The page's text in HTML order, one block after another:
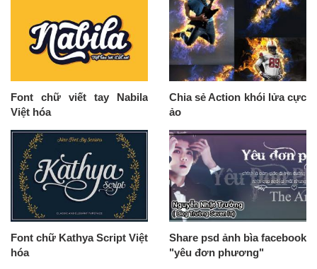
Font chữ viết tay Nabila
Việt hóa
Chia sẻ Action khói lửa cực
ảo
Font chữ Kathya Script Việt
hóa
Share psd ảnh bìa facebook
"yêu đơn phương"